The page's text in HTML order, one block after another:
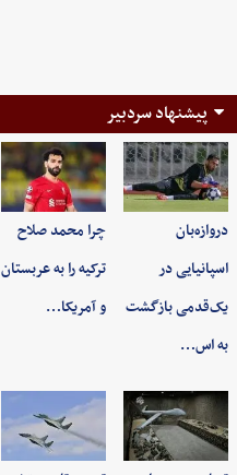
پیشنهاد سردبیر
دروازه‌بان
اسپانیایی در
یک‌قدمی بازگشت
به اس…
چرا محمد صلاح
ترکیه را به عربستان
و آمریکا…